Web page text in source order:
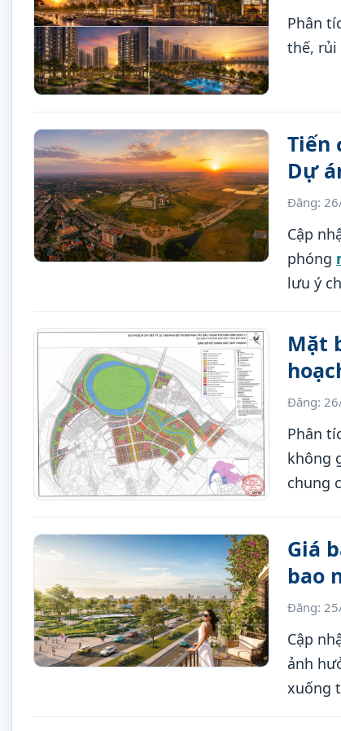
Phân
thế, rủi
Tiến
Dự
Đăng:
Cập
phóng
lưu ý
Mặt
Đăng:
Phân
không
chung
Giá
bao
Đăng:
Cập
ảnh
xuống